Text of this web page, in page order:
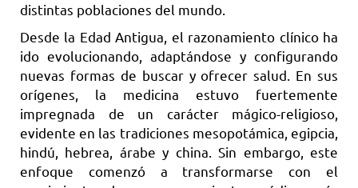
distintas poblaciones del mundo.
Desde la Edad Antigua, el razonamiento clínico ha
ido evolucionando, adaptándose y configurando
nuevas formas de buscar y ofrecer salud. En sus
orígenes, la medicina estuvo fuertemente
impregnada de un carácter mágico-religioso,
evidente en las tradiciones mesopotámica, egipcia,
hindú, hebrea, árabe y china. Sin embargo, este
enfoque comenzó a transformarse con el